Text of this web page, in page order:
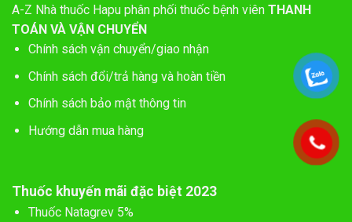
A-Z Nhà thuốc Hapu phân phối thuốc bệnh viên THANH
TOÁN VÀ VẬN CHUYỂN
Chính sách vận chuyển/giao nhận
Chính sách đổi/trả hàng và hoàn tiền
Chính sách bảo mật thông tin
Hướng dẫn mua hàng
Thuốc khuyến mãi đặc biệt 2023
Thuốc Natagrev 5%